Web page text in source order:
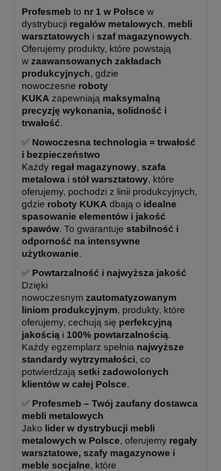
Profesmeb to nr 1 w Polsce w
dystrybucji regałów metalowych, mebli
warsztatowych i szaf magazynowych.
Oferujemy produkty, które powstają
w zaawansowanych zakładach
produkcyjnych, gdzie
nowoczesne roboty
KUKA zapewniają maksymalną
precyzję wykonania, solidność i
trwałość.
✅ Nowoczesna technologia = trwałość
i bezpieczeństwo
Każdy regał magazynowy, szafa
metalowa i stół warsztatowy, które
oferujemy, pochodzi z linii produkcyjnych,
gdzie roboty KUKA dbają o idealne
spasowanie elementów i jakość
spawów. To gwarantuje stabilność i
odporność na intensywne
użytkowanie.
✅ Powtarzalność i najwyższa jakość
Dzięki
nowoczesnym zautomatyzowanym
liniom produkcyjnym, produkty, które
oferujemy, cechują się perfekcyjną
jakością i 100% powtarzalnością.
Każdy egzemplarz spełnia najwyższe
standardy wytrzymałości, co
potwierdzają setki zadowolonych
klientów w całej Polsce.
✅ Profesmeb – Twój zaufany dostawca
mebli metalowych
Jako lider w dystrybucji mebli
metalowych w Polsce, oferujemy regały
warsztatowe, szafy magazynowe i
meble socjalne, które